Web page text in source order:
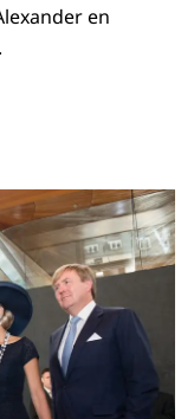
en